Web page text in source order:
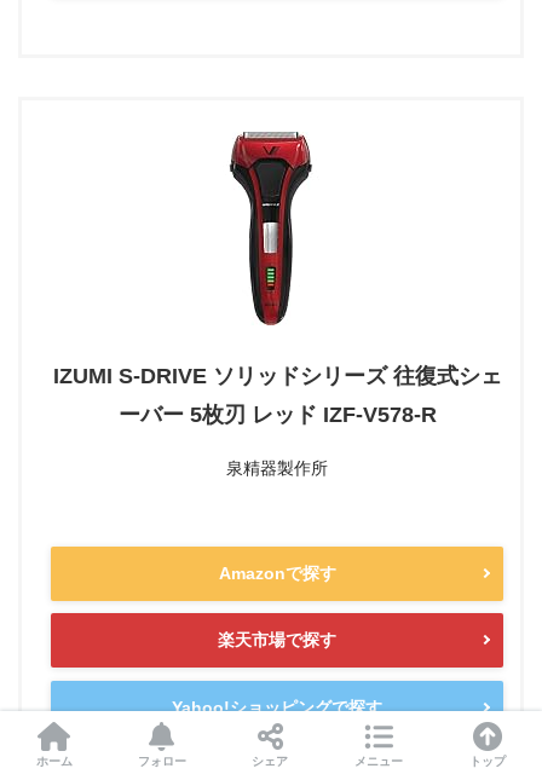
IZUMI S-DRIVE ソリッドシリーズ 往復式シェ
ーバー 5枚刃 レッド IZF-V578-R
泉精器製作所
Amazonで探す
楽天市場で探す
Yahoo!ショッピングで探す
ホーム フォロー シェア メニュー トップ